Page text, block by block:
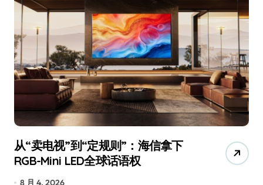
从“卖电视”到“定规则”：海信拿下
RGB-Mini LED全球话语权
8 月 4, 2026